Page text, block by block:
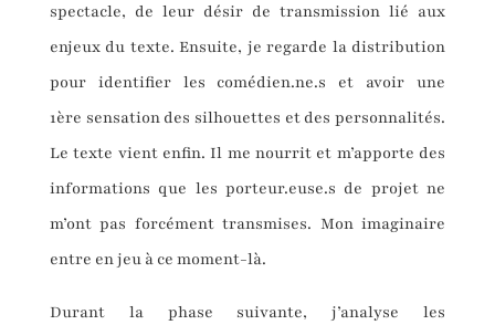
spectacle, de leur désir de transmission lié aux
enjeux du texte. Ensuite, je regarde la distribution
pour identifier les comédien.ne.s et avoir une
1ère sensation des silhouettes et des personnalités.
Le texte vient enfin. Il me nourrit et m’apporte des
informations que les porteur.euse.s de projet ne
m’ont pas forcément transmises. Mon imaginaire
entre en jeu à ce moment-là.
Durant la phase suivante, j’analyse les